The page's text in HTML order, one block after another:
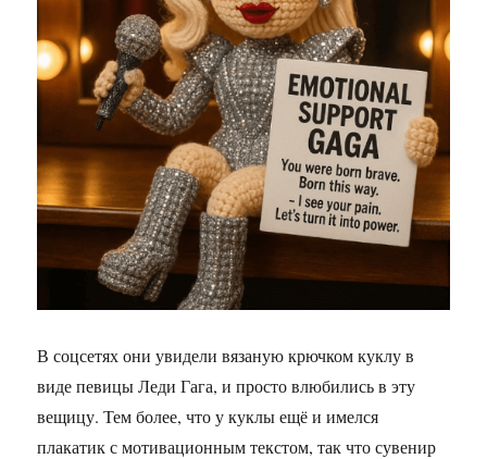
В соцсетях они увидели вязаную крючком куклу в
виде певицы Леди Гага, и просто влюбились в эту
вещицу. Тем более, что у куклы ещё и имелся
плакатик с мотивационным текстом, так что сувенир